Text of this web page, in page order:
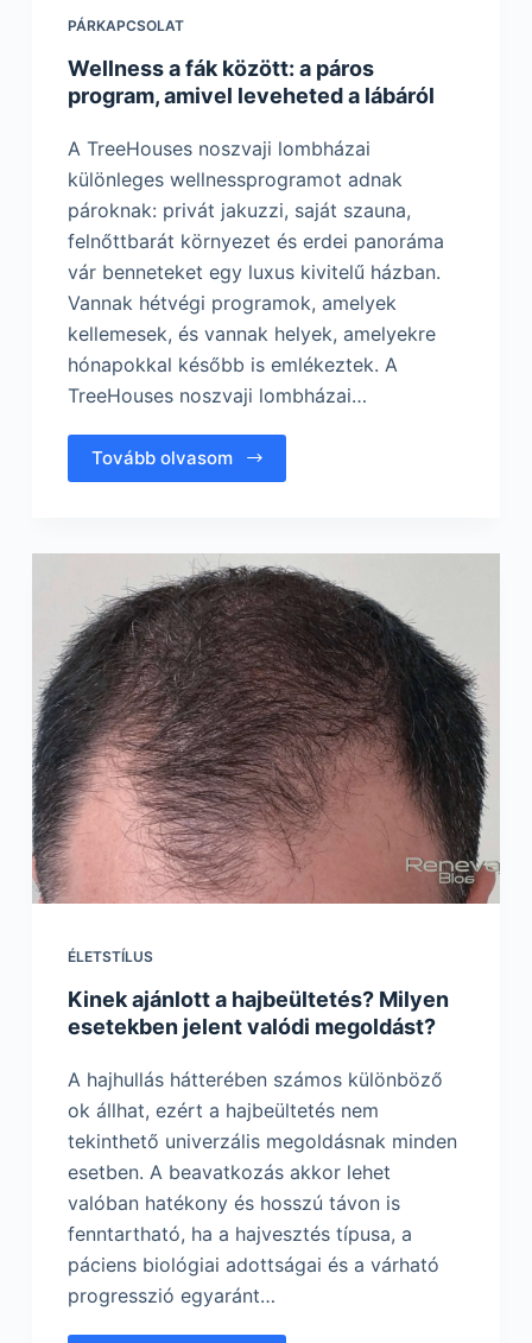
PÁRKAPCSOLAT
Wellness a fák között: a páros
program, amivel leveheted a lábáról
A TreeHouses noszvaji lombházai
különleges wellnessprogramot adnak
pároknak: privát jakuzzi, saját szauna,
felnőttbarát környezet és erdei panoráma
vár benneteket egy luxus kivitelű házban.
Vannak hétvégi programok, amelyek
kellemesek, és vannak helyek, amelyekre
hónapokkal később is emlékeztek. A
TreeHouses noszvaji lombházai…
Tovább olvasom
ÉLETSTÍLUS
Kinek ajánlott a hajbeültetés? Milyen
esetekben jelent valódi megoldást?
A hajhullás hátterében számos különböző
ok állhat, ezért a hajbeültetés nem
tekinthető univerzális megoldásnak minden
esetben. A beavatkozás akkor lehet
valóban hatékony és hosszú távon is
fenntartható, ha a hajvesztés típusa, a
páciens biológiai adottságai és a várható
progresszió egyaránt…